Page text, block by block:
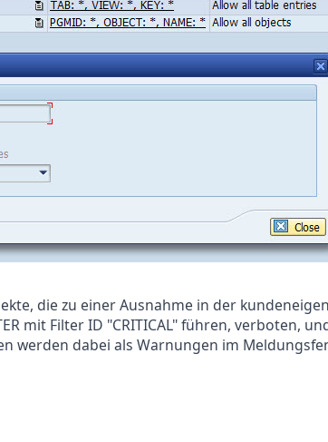
die zu einer Ausnahme in der
mit Filter ID "CRITICAL" führen, verboten,
werden dabei als Warnungen im